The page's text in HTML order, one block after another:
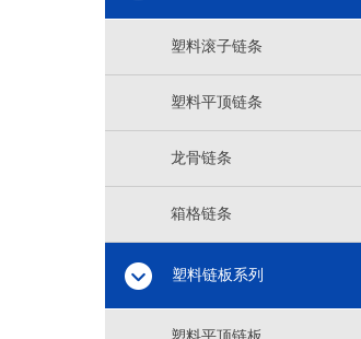
塑料滚子链条
塑料平顶链条
龙骨链条
箱格链条
塑料链板系列